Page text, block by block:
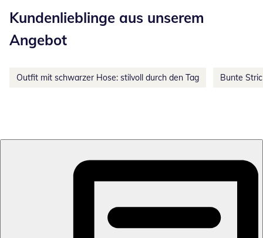
Kundenlieblinge aus unserem
Angebot
Outfit mit schwarzer Hose: stilvoll durch den Tag Bunte